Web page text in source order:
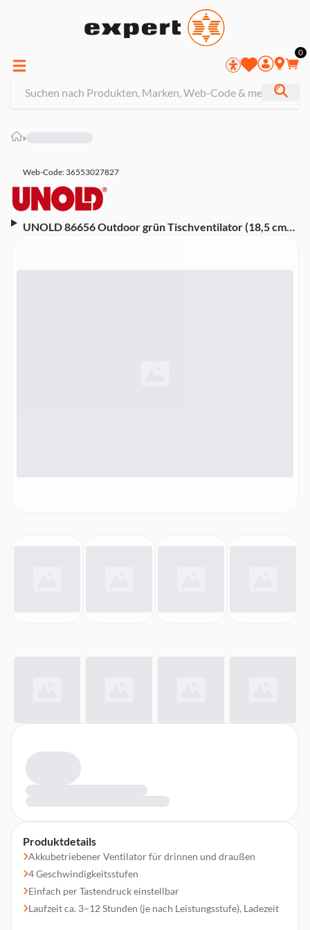
0
»
Web-Code: 36553027827
UNOLD 86656 Outdoor grün Tischventilator (18,5 cm
Produktdetails
Akkubetriebener Ventilator für drinnen und draußen
4 Geschwindigkeitsstufen
Einfach per Tastendruck einstellbar
Laufzeit ca. 3–12 Stunden (je nach Leistungsstufe), Ladezeit